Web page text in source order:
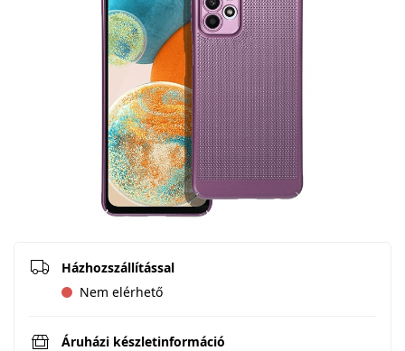
Házhozszállítással
Nem elérhető
Áruházi készletinformáció